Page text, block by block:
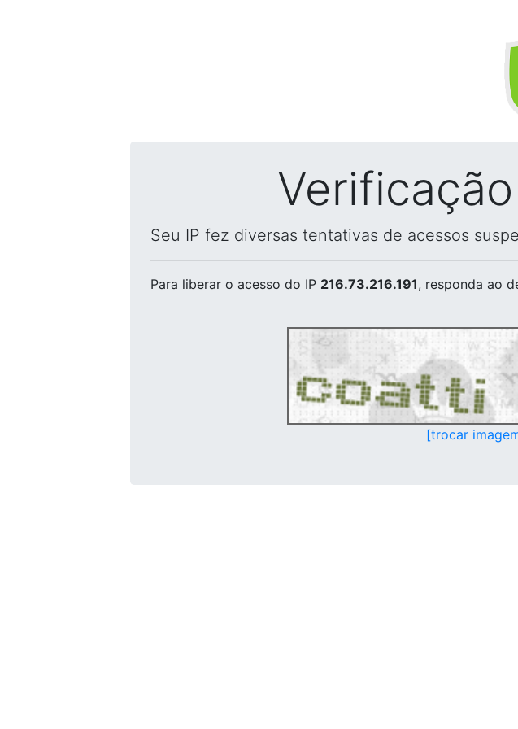
Seu IP fez diversas tentativas de acessos
Para liberar o acesso do IP 216.73.216.191, responda ao
[trocar